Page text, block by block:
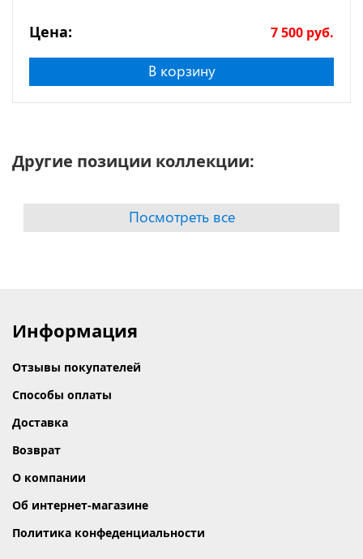
Цена: 7 500 руб.
В корзину
Другие позиции коллекции:
Посмотреть все
Информация
Отзывы покупателей
Способы оплаты
Доставка
Возврат
О компании
Об интернет-магазине
Политика конфеденциальности